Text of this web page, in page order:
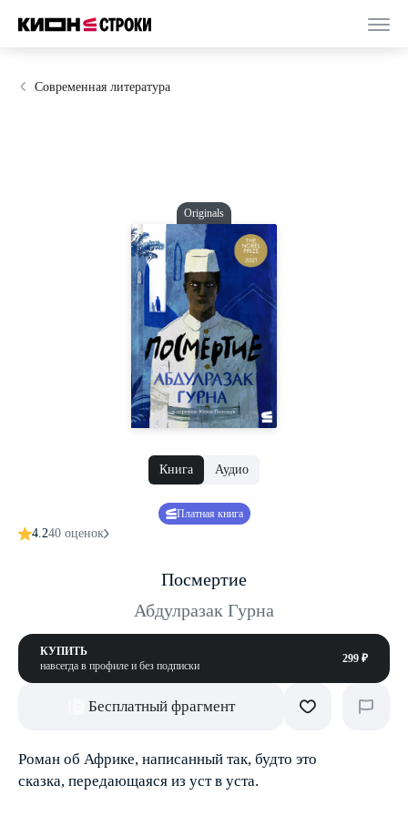
Современная литература
Книга Аудио
Платная книга
4.240 оценок
Посмертие
Абдулразак Гурна
КУПИТЬ
навсегда в профиле и без подписки
299 ₽
Бесплатный фрагмент
Роман об Африке, написанный так, будто это
сказка, передающаяся из уст в уста.
Originals